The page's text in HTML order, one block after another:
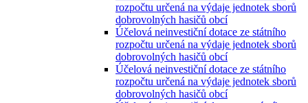
rozpočtu určená na výdaje jednotek sborů
dobrovolných hasičů obcí
Účelová neinvestiční dotace ze státního
rozpočtu určená na výdaje jednotek sborů
dobrovolných hasičů obcí
Účelová neinvestiční dotace ze státního
rozpočtu určená na výdaje jednotek sborů
dobrovolných hasičů obcí